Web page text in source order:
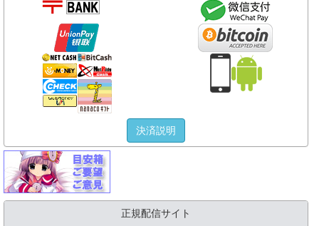
決済説明
正規配信サイト